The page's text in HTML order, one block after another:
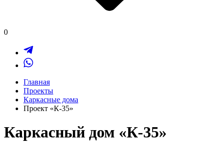
0
Главная
Проекты
Каркасные дома
Проект «К-35»
Каркасный дом «К-35»